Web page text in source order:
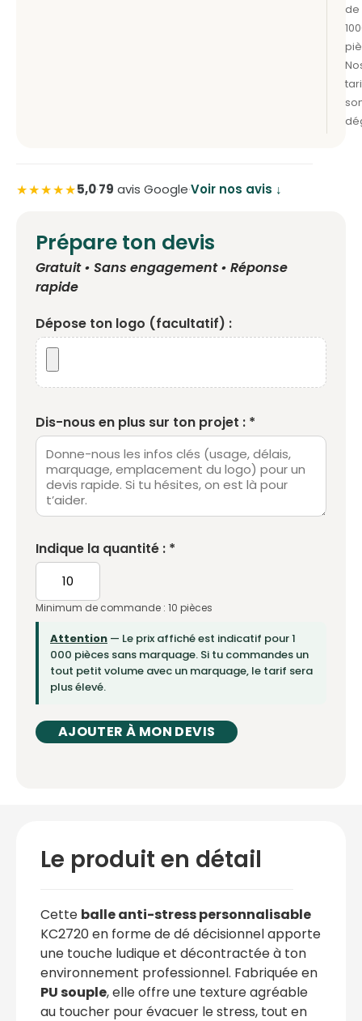
★★★★★5,0·79 avis Google·Voir nos avis ↓
Prépare ton devis
Gratuit • Sans engagement • Réponse
rapide
Dépose ton logo (facultatif) :
Dis-nous en plus sur ton projet : *
Indique la quantité : *
Minimum de commande : 10 pièces
Attention — Le prix affiché est indicatif pour 1
000 pièces sans marquage. Si tu commandes un
tout petit volume avec un marquage, le tarif sera
plus élevé.
AJOUTER À MON DEVIS
Le produit en détail
Cette balle anti-stress personnalisable
KC2720 en forme de dé décisionnel apporte
une touche ludique et décontractée à ton
environnement professionnel. Fabriquée en
PU souple, elle offre une texture agréable
au toucher pour évacuer le stress, tout en